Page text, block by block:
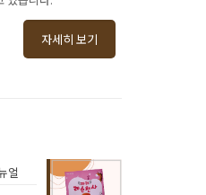
자세히 보기
얼